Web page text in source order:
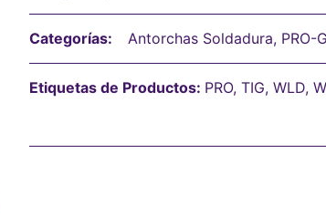
Categorías: Antorchas Soldadura, PRO-
Etiquetas de Productos: PRO,TIG,WLD,